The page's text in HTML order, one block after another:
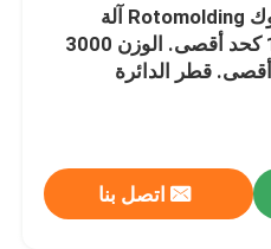
PLC مكوك Rotomolding آلة
1000KG كحد أقصى. الوزن 3000
قطر الدائرة
اتصل بنا